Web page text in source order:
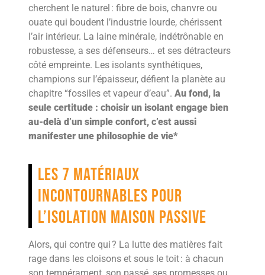
cherchent le naturel : fibre de bois, chanvre ou
ouate qui boudent l’industrie lourde, chérissent
l’air intérieur. La laine minérale, indétrônable en
robustesse, a ses défenseurs… et ses détracteurs
côté empreinte. Les isolants synthétiques,
champions sur l’épaisseur, défient la planète au
chapitre “fossiles et vapeur d’eau”. Au fond, la
seule certitude : choisir un isolant engage bien
au-delà d’un simple confort, c’est aussi
manifester une philosophie de vie*
Les 7 matériaux
incontournables pour
l’isolation maison passive
Alors, qui contre qui ? La lutte des matières fait
rage dans les cloisons et sous le toit : à chacun
son tempérament, son passé, ses promesses ou